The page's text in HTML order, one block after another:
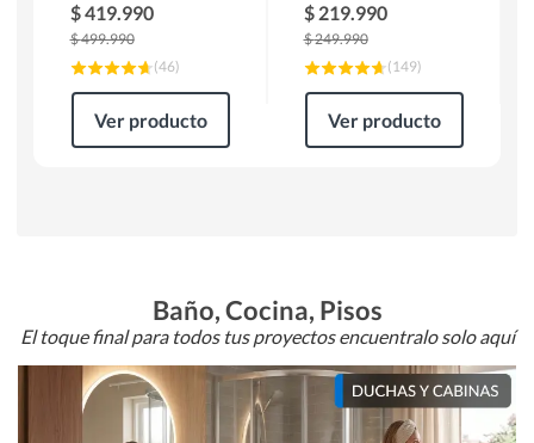
$419.990
$499.990
(46)
Ver producto
$ 219.990
$249.990
(149)
Ver producto
Baño, Cocina, Pisos
El toque final para todos tus proyectos encuentralo solo aquí